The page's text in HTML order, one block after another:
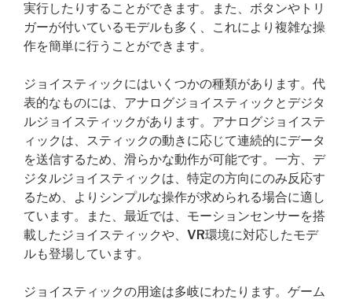
実行したりすることができます。また、ボタンやトリ
ガーが付いているモデルも多く、これにより複雑な操
作を簡単に行うことができます。
ジョイスティックにはいくつかの種類があります。代
表的なものには、アナログジョイスティックとデジタ
ルジョイスティックがあります。アナログジョイステ
ィックは、スティックの動きに応じて連続的にデータ
を送信するため、滑らかな動作が可能です。一方、デ
ジタルジョイスティックは、特定の方向にのみ反応す
るため、よりシンプルな操作が求められる場合に適し
ています。また、最近では、モーションセンサーを搭
載したジョイスティックや、VR環境に対応したモデ
ルも登場しています。
ジョイスティックの用途は多岐にわたります。ゲーム